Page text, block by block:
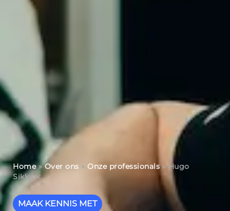
Home»Over ons » Onze professionals» Hugo
Sikkink
MAAK KENNIS MET